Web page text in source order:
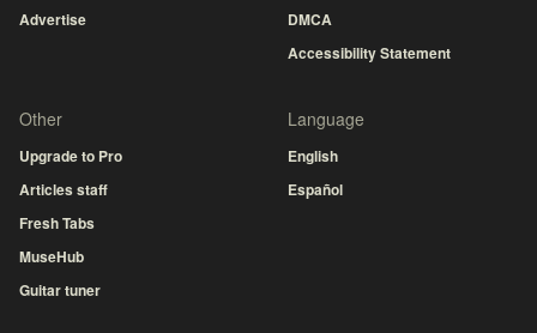
Advertise
DMCA
Accessibility Statement
Other
Upgrade to Pro
Articles staff
Fresh Tabs
MuseHub
Guitar tuner
Language
English
Español